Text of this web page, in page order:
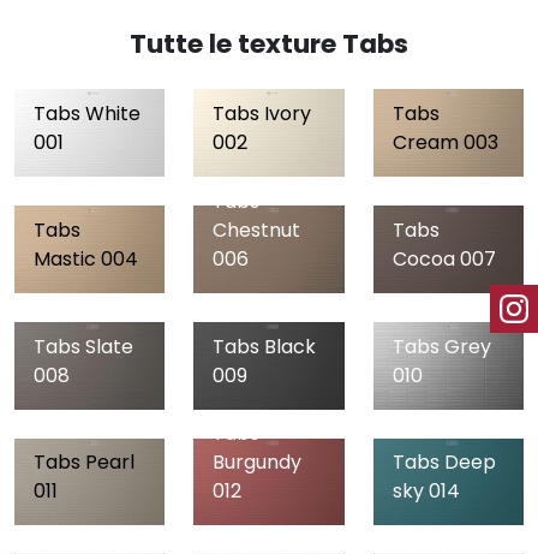
Tutte le texture Tabs
Tabs White
001
Tabs Ivory
002
Tabs
Cream 003
Tabs
Mastic 004
Tabs
Chestnut
006
Tabs
Cocoa 007
Tabs Slate
008
Tabs Black
009
Tabs Grey
010
Tabs Pearl
011
Tabs
Burgundy
012
Tabs Deep
sky 014